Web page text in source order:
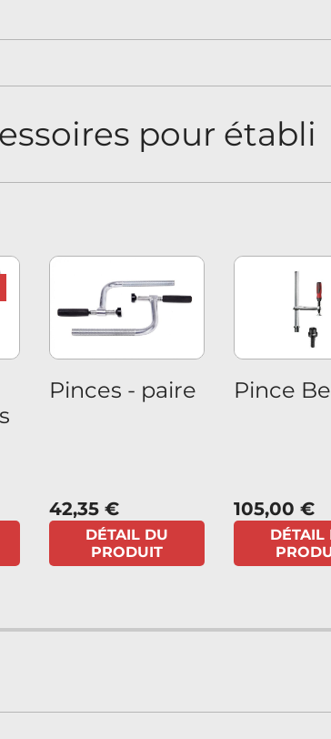
pour établi
Pinces - paire
42,35 €
DÉTAIL DU
PRODUIT
Pince
105,00 €
DÉTAIL